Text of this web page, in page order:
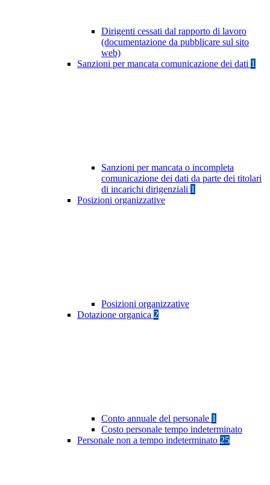
Dirigenti cessati dal rapporto di lavoro
(documentazione da pubblicare sul sito
web)
Sanzioni per mancata comunicazione dei dati 1
Sanzioni per mancata o incompleta
comunicazione dei dati da parte dei titolari
di incarichi dirigenziali 1
Posizioni organizzative
Posizioni organizzative
Dotazione organica 2
Conto annuale del personale 1
Costo personale tempo indeterminato
Personale non a tempo indeterminato 25